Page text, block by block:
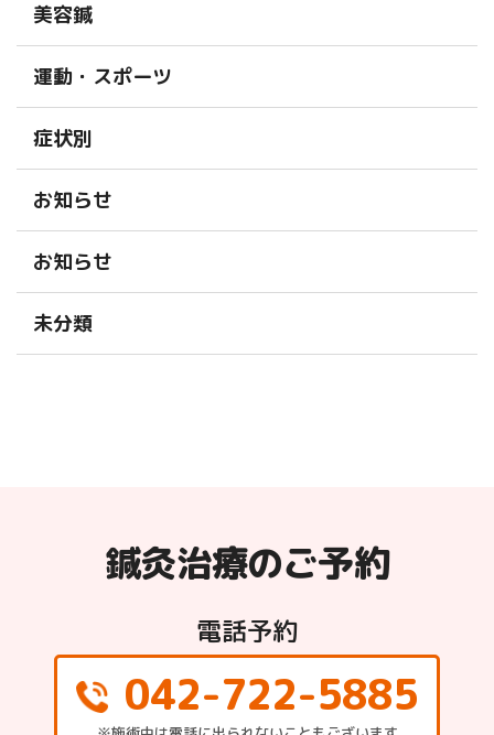
美容鍼
運動・スポーツ
症状別
お知らせ
お知らせ
未分類
鍼灸治療のご予約
電話予約
042-722-5885